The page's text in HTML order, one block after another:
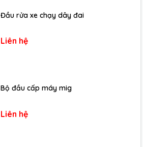
Đầu rửa xe chạy dây đai
Liên hệ
Bộ đầu cấp máy mig
Liên hệ